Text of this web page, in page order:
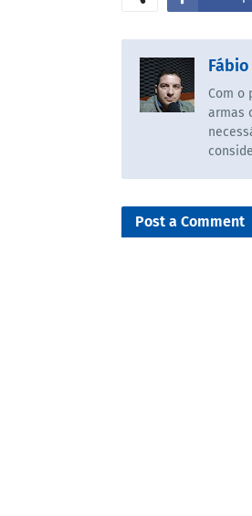
Com o
armas
Post a Comment